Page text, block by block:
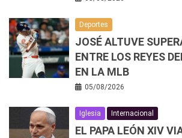
Deportes
JOSÉ ALTUVE
ENTRE LOS REYES
EN LA MLB
05/08/2026
Iglesia Internacional
EL PAPA LEÓN XIV